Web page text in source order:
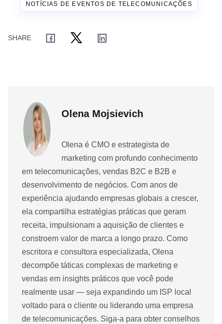
NOTÍCIAS DE EVENTOS DE TELECOMUNICAÇÕES
Olena Mojsievich
Olena é CMO e estrategista de
marketing com profundo conhecimento
em telecomunicações, vendas B2C e B2B e
desenvolvimento de negócios. Com anos de
experiência ajudando empresas globais a crescer,
ela compartilha estratégias práticas que geram
receita, impulsionam a aquisição de clientes e
constroem valor de marca a longo prazo. Como
escritora e consultora especializada, Olena
decompõe táticas complexas de marketing e
vendas em insights práticos que você pode
realmente usar — seja expandindo um ISP local
voltado para o cliente ou liderando uma empresa
de telecomunicações. Siga-a para obter conselhos